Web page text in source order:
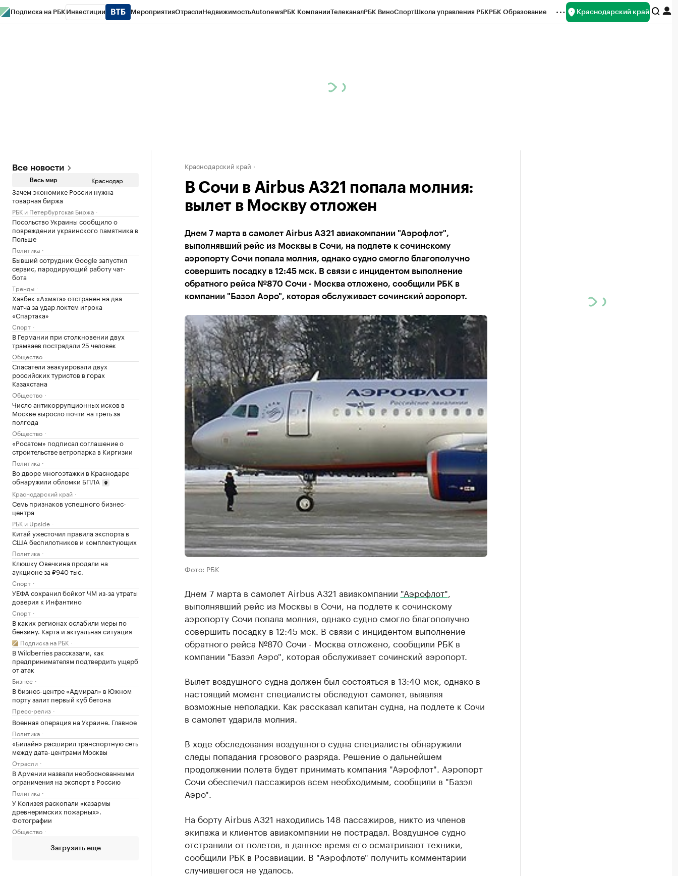
Подписка на РБК Инвестиции МероприятияОтраслиНедвижимостьAutonewsРБК КомпанииТелеканалРБК ВиноСпортШкола управления РБКРБК Образование Краснодарский край
Все новости
Весь мир Краснодар
Зачем экономике России нужна
товарная биржа
РБК и Петербургская Биржа
Посольство Украины сообщило о
повреждении украинского памятника в
Польше
Политика
Бывший сотрудник Google запустил
сервис, пародирующий работу чат-
бота
Тренды
Хавбек «Ахмата» отстранен на два
матча за удар локтем игрока
«Спартака»
Спорт
В Германии при столкновении двух
трамваев пострадали 25 человек
Общество
Спасатели эвакуировали двух
российских туристов в горах
Казахстана
Общество
Число антикоррупционных исков в
Москве выросло почти на треть за
полгода
Общество
«Росатом» подписал соглашение о
строительстве ветропарка в Киргизии
Политика
Во дворе многоэтажки в Краснодаре
обнаружили обломки БПЛА
Краснодарский край
Семь признаков успешного бизнес-
центра
РБК и Upside
Китай ужесточил правила экспорта в
США беспилотников и комплектующих
Политика
Клюшку Овечкина продали на
аукционе за ₽940 тыс.
Спорт
УЕФА сохранил бойкот ЧМ из-за утраты
доверия к Инфантино
Спорт
В каких регионах ослабили меры по
бензину. Карта и актуальная ситуация
Подписка на РБК
В Wildberries рассказали, как
предпринимателям подтвердить ущерб
от атак
Бизнес
В бизнес-центре «Адмирал» в Южном
порту залит первый куб бетона
Пресс-релиз
Военная операция на Украине. Главное
Политика
«Билайн» расширил транспортную сеть
между дата-центрами Москвы
Отрасли
В Армении назвали необоснованными
ограничения на экспорт в Россию
Политика
У Колизея раскопали «казармы
древнеримских пожарных».
Фотографии
Общество
Загрузить еще
Краснодарский край
В Сочи в Airbus A321 попала молния:
вылет в Москву отложен
Днем 7 марта в самолет Airbus A321 авиакомпании "Аэрофлот",
выполнявший рейс из Москвы в Сочи, на подлете к сочинскому
аэропорту Сочи попала молния, однако судно смогло благополучно
совершить посадку в 12:45 мск. В связи с инцидентом выполнение
обратного рейса №870 Сочи - Москва отложено, сообщили РБК в
компании "Базэл Аэро", которая обслуживает сочинский аэропорт.
Фото: РБК
Днем 7 марта в самолет Airbus A321 авиакомпании "Аэрофлот"
выполнявший рейс из Москвы в Сочи, на подлете к сочинскому
аэропорту Сочи попала молния, однако судно смогло благополучно
совершить посадку в 12:45 мск. В связи с инцидентом выполнение
обратного рейса №870 Сочи - Москва отложено, сообщили РБК в
компании "Базэл Аэро", которая обслуживает сочинский аэропорт.
Вылет воздушного судна должен был состояться в 13:40 мск, однако в
настоящий момент специалисты обследуют самолет, выявляя
возможные неполадки. Как рассказал капитан судна, на подлете к Сочи
в самолет ударила молния.
В ходе обследования воздушного судна специалисты обнаружили
следы попадания грозового разряда. Решение о дальнейшем
продолжении полета будет принимать компания "Аэрофлот". Аэропорт
Сочи обеспечил пассажиров всем необходимым, сообщили в "Базэл
Аэро".
На борту Airbus A321 находились 148 пассажиров, никто из членов
экипажа и клиентов авиакомпании не пострадал. Воздушное судно
отстранили от полетов, в данное время его осматривают техники,
сообщили РБК в Росавиации. В "Аэрофлоте" получить комментарии
случившегося не удалось.